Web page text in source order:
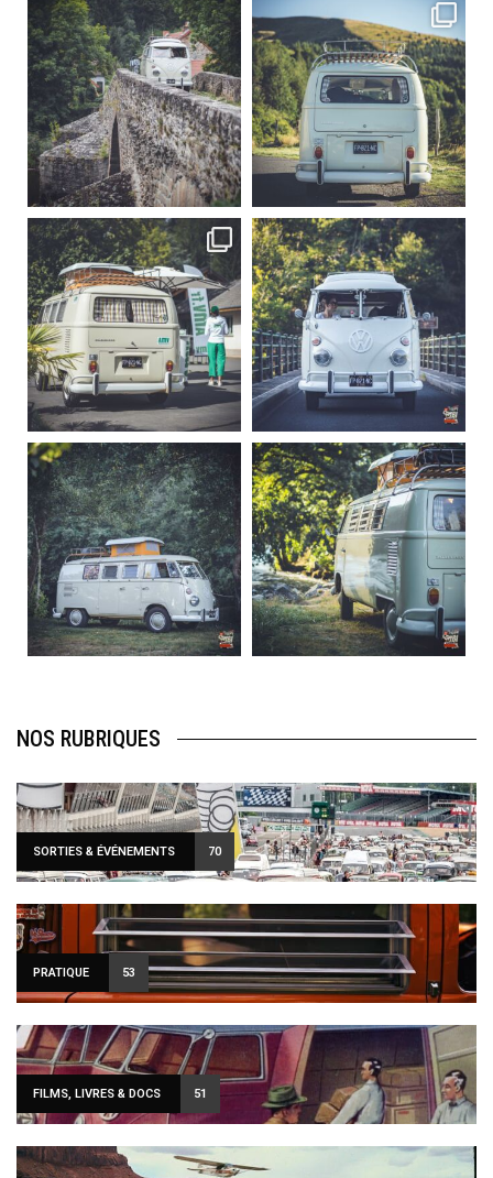
becombi
Sep 15
219
3
Sep 12
216
3
becombi
Sep 10
220
4
becombi
Août 10
177
0
becombi
Août 10
120
0
becombi
Août 10
108
0
NOS RUBRIQUES
SORTIES & ÉVÉNEMENTS 70
PRATIQUE 53
FILMS, LIVRES & DOCS 51